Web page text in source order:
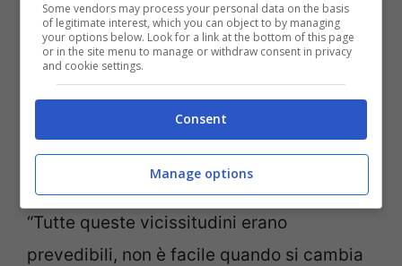
il pallone che ha portato la Lazio sul 2-1 (Ansa Foto) –
Notizie.com
Il tecnico francese ha il compito
complicatissimo di non far rimpiangere
Spalletti. Come può fare?
“Tutte queste vicissitudini erano
prevedibili, non è facile quando si cambia
Some vendors may process your personal data on the basis
of legitimate interest, which you can object to by managing
your options below. Look for a link at the bottom of this page
or in the site menu to manage or withdraw consent in privacy
and cookie settings.
Consent
Manage options